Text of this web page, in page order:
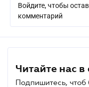
Войдите, чтобы
комментарий
Читайте нас в
Подпишитесь, чтоб